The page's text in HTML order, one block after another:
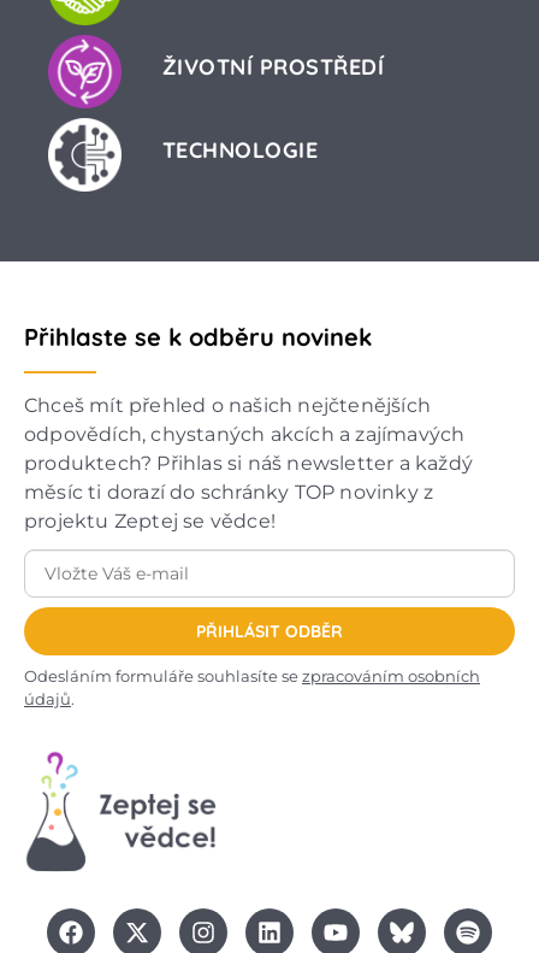
ŽIVOTNÍ PROSTŘEDÍ
TECHNOLOGIE
Přihlaste se k odběru novinek
Chceš mít přehled o našich nejčtenějších
odpovědích, chystaných akcích a zajímavých
produktech? Přihlas si náš newsletter a každý
měsíc ti dorazí do schránky TOP novinky z
projektu Zeptej se vědce!
PŘIHLÁSIT ODBĚR
Odesláním formuláře souhlasíte sezpracováním osobních
údajů.